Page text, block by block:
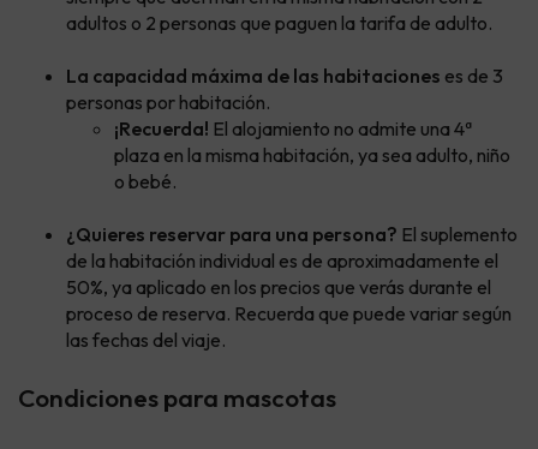
adultos o 2 personas que paguen la tarifa de adulto.
La capacidad máxima de las habitaciones es de 3
personas por habitación.
¡Recuerda! El alojamiento no admite una 4ª
plaza en la misma habitación, ya sea adulto, niño
o bebé.
¿Quieres reservar para una persona? El suplemento
de la habitación individual es de aproximadamente el
50%, ya aplicado en los precios que verás durante el
proceso de reserva. Recuerda que puede variar según
las fechas del viaje.
Condiciones para mascotas